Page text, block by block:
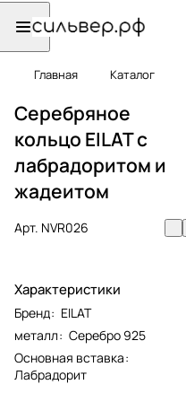
Главная Каталог
Серебряное
кольцо EILAT с
лабрадоритом и
жадеитом
Арт. NVR026
Характеристики
Бренд: EILAT
металл: Серебро 925
Основная вставка:
Лабрадорит